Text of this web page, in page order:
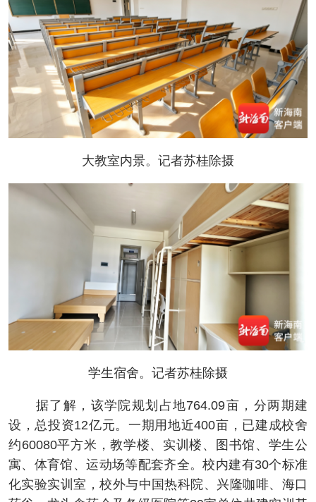
大教室内景。记者苏桂除摄
学生宿舍。记者苏桂除摄
据了解，该学院规划占地764.09亩，分两期建
设，总投资12亿元。一期用地近400亩，已建成校舍
约60080平方米，教学楼、实训楼、图书馆、学生公
寓、体育馆、运动场等配套齐全。校内建有30个标准
化实验实训室，校外与中国热科院、兴隆咖啡、海口